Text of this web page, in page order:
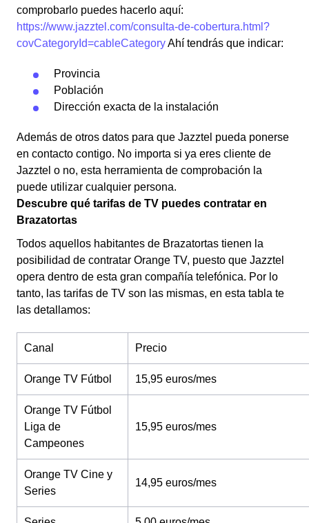
comprobarlo puedes hacerlo aquí:
https://www.jazztel.com/consulta-de-cobertura.html?
covCategoryId=cableCategoryAhí tendrás que indicar:
Provincia
Población
Dirección exacta de la instalación
Además de otros datos para que Jazztel pueda ponerse
en contacto contigo. No importa si ya eres cliente de
Jazztel o no, esta herramienta de comprobación la
puede utilizar cualquier persona.
Descubre qué tarifas de TV puedes contratar en
Brazatortas
Todos aquellos habitantes de Brazatortas tienen la
posibilidad de contratar Orange TV, puesto que Jazztel
opera dentro de esta gran compañía telefónica. Por lo
tanto, las tarifas de TV son las mismas, en esta tabla te
las detallamos:
Canal Precio
Orange TV Fútbol 15,95 euros/mes
Orange TV Fútbol
Liga de
Campeones
15,95 euros/mes
Orange TV Cine y
Series
14,95 euros/mes